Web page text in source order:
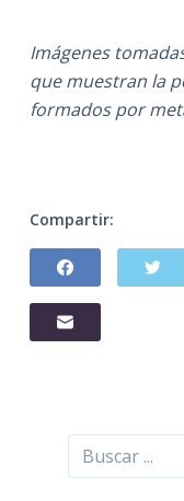
Imágenes
que muestran la
formados por
Compartir:
Buscar